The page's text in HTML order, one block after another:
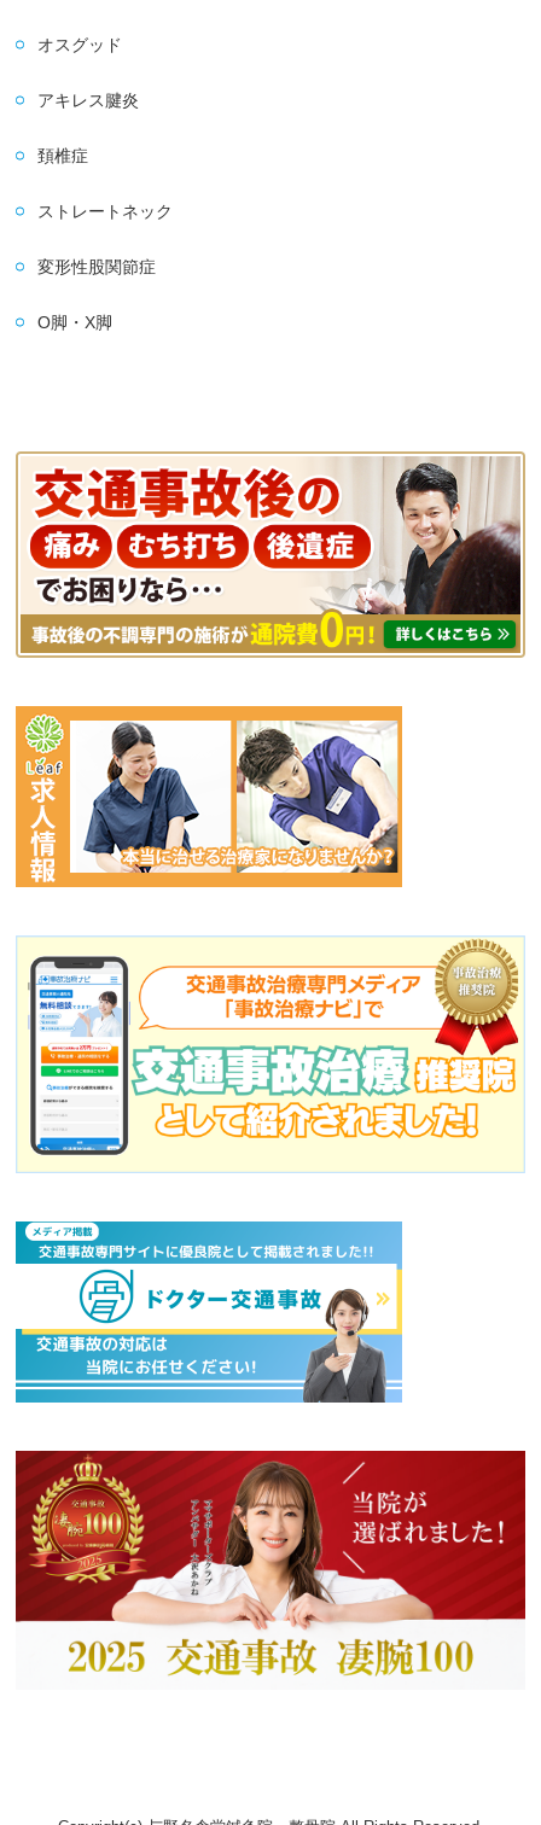
オスグッド
アキレス腱炎
頚椎症
ストレートネック
変形性股関節症
O脚・X脚